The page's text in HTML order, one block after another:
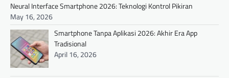
Neural Interface Smartphone 2026: Teknologi Kontrol Pikiran
May 16, 2026
Smartphone Tanpa Aplikasi 2026: Akhir Era App
Tradisional
April 16, 2026